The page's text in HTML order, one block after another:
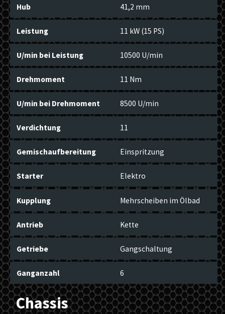
Hub 41,2 mm
Leistung 11 kW (15 PS)
U/min bei Leistung 10500 U/min
Drehmoment 11 Nm
U/min bei Drehmoment 8500 U/min
Verdichtung 11
Gemischaufbereitung Einspritzung
Starter Elektro
Kupplung Mehrscheiben im Ölbad
Antrieb Kette
Getriebe Gangschaltung
Ganganzahl 6
Chassis